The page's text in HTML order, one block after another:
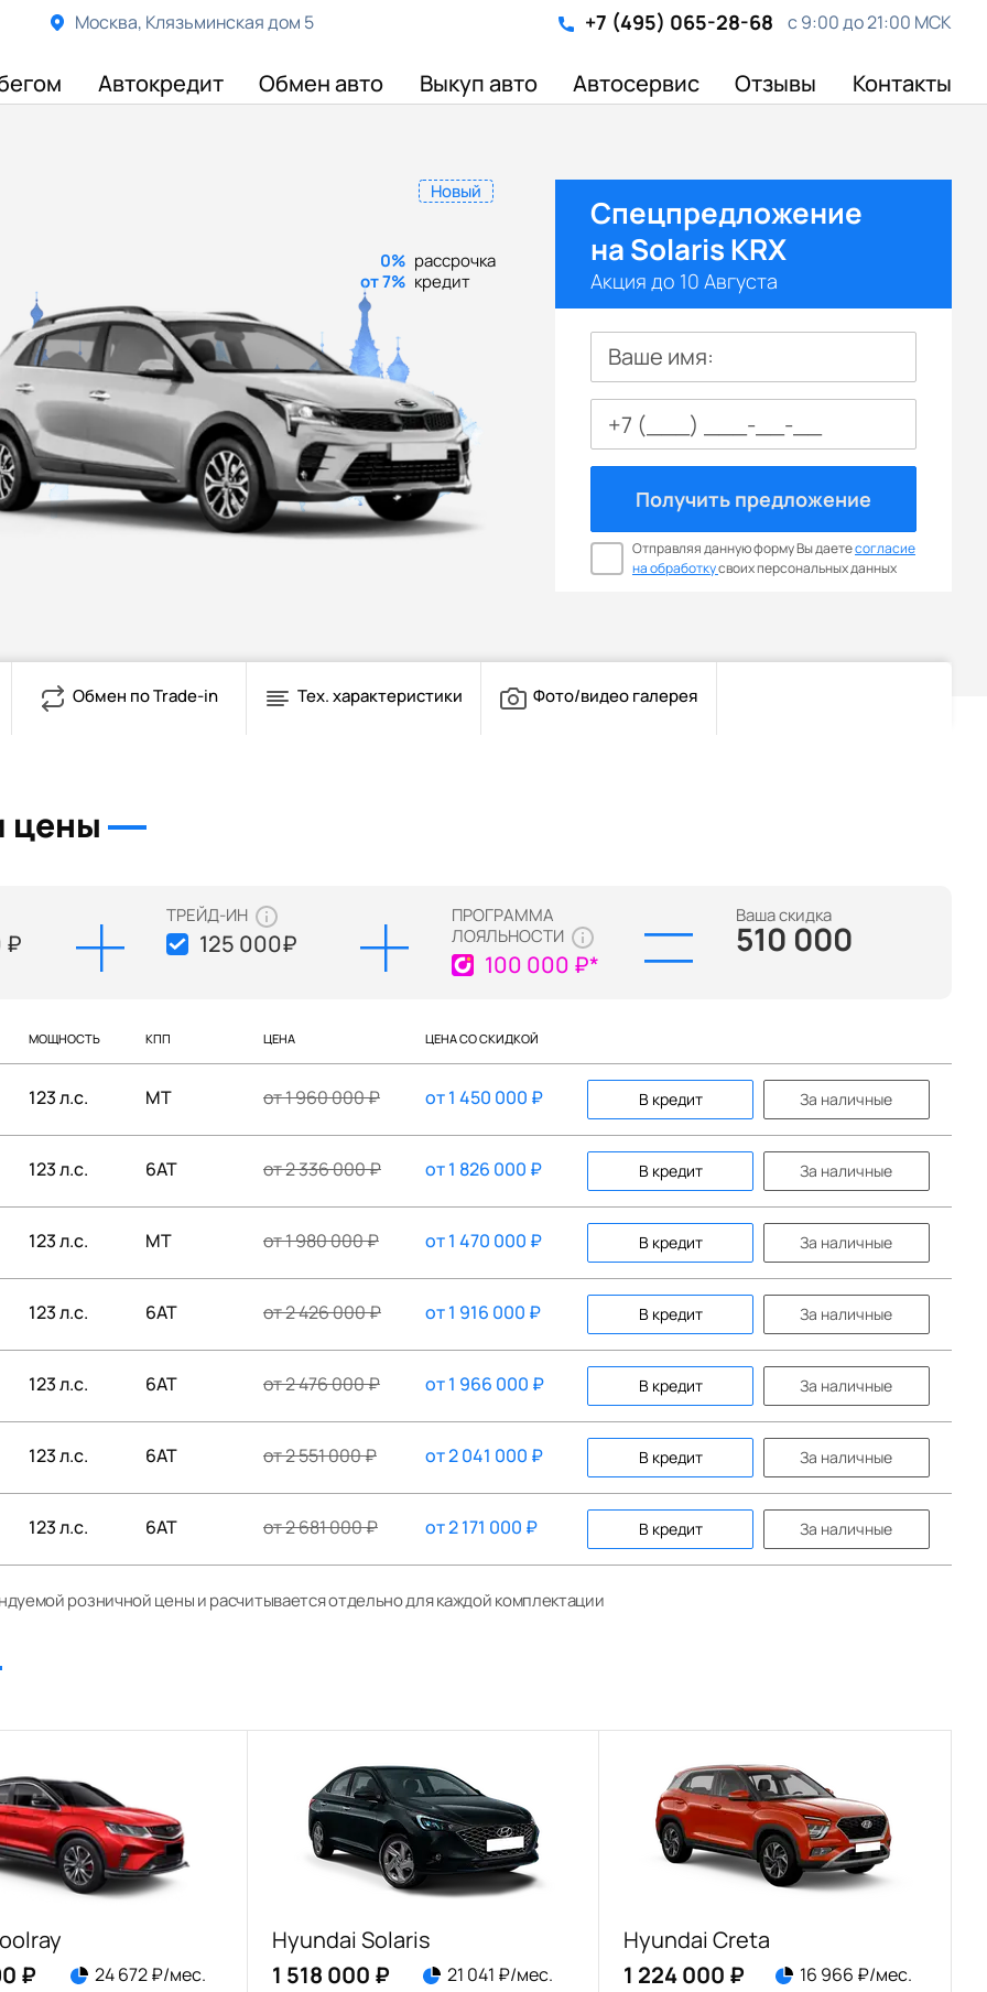
Москва, Клязьминская дом 5 +7 (495) 065-28-68 с 9:00 до 21:00 МСК
Автокредит Обмен авто Выкуп авто Автосервис Отзывы Контакты
Новый
0% рассрочка
от 7% кредит
Спецпредложение
на Solaris KRX
Акция до 10 Августа
Ваше имя:
Получить предложение
Отправляя данную форму Вы даетесогласие
на обработкусвоих персональных данных
Обмен по Trade-in Тех. характеристики Фото/видео галерея
цены
₽
ТРЕЙД-ИН
125 000₽
ПРОГРАММА
ЛОЯЛЬНОСТИ
100 000 ₽*
Ваша скидка
510 000
МОЩНОСТЬ КПП ЦЕНА ЦЕНА СО СКИДКОЙ
123 л.с. MT от1 960 000₽ от1 450 000 ₽ В кредит За наличные
123 л.с. 6AT от2 336 000₽ от1 826 000 ₽ В кредит За наличные
123 л.с. MT от1 980 000₽ от1 470 000 ₽ В кредит За наличные
123 л.с. 6AT от2 426 000₽ от1 916 000 ₽ В кредит За наличные
123 л.с. 6AT от2 476 000₽ от1 966 000 ₽ В кредит За наличные
123 л.с. 6AT от2 551 000₽ от2 041 000 ₽ В кредит За наличные
123 л.с. 6AT от2 681 000₽ от2 171 000 ₽ В кредит За наличные
розничной цены и расчитывается отдельно для каждой комплектации
₽
24 672 ₽/мес.
Hyundai Solaris
1 518 000 ₽
21 041 ₽/мес.
Hyundai Creta
1 224 000 ₽
16 966 ₽/мес.